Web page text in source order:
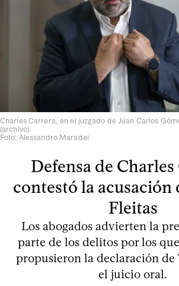
Charles Carrera, en el juzgado de Juan Carlos
(archivo).
Foto: Alessandro Maradei
Defensa de
contestó la acusación
Fleitas
Los abogados advierten la
parte de los delitos por los
propusieron la declaración de
el juicio oral.